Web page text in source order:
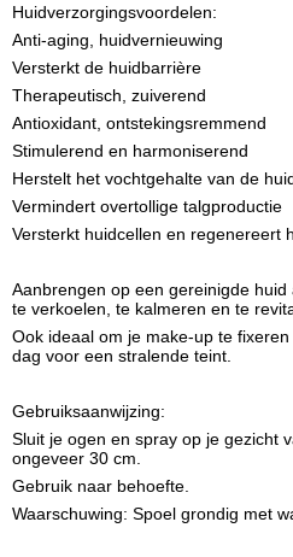
Huidverzorgingsvoordelen:
Anti-aging, huidvernieuwing
Versterkt de huidbarrière
Therapeutisch, zuiverend
Antioxidant, ontstekingsremmend
Stimulerend en harmoniserend
Herstelt het vochtgehalte van de
Vermindert overtollige talgproductie
Versterkt huidcellen en regenereert
Aanbrengen op een gereinigde
te verkoelen, te kalmeren en te
Ook ideaal om je make-up te
dag voor een stralende teint.
Gebruiksaanwijzing:
Sluit je ogen en spray op je gezicht
ongeveer 30 cm.
Gebruik naar behoefte.
Waarschuwing: Spoel grondig met